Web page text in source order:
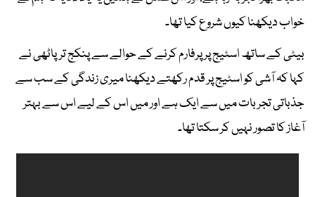
خواب دیکھنا کیوں شروع کیا تھا۔
بیٹی کے ساتھ اسٹیج پر پرفارم کرنے کے حوالے سے پنکج ترپاٹھی نے
کہا کہ آشی کو اسٹیج پر قدم رکھتے دیکھنا میری زندگی کے سب سے
جذباتی تجربات میں سے ایک ہے اور میں اس کے لیے اس سے بہتر
آغاز کا تصور نہیں کر سکتا تھا۔